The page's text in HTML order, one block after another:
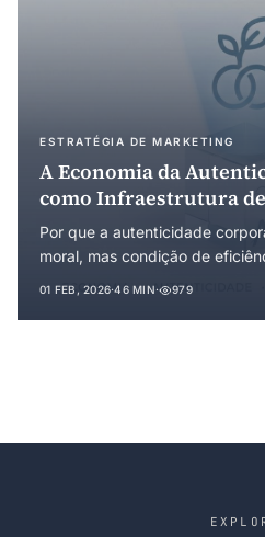
ESTRATÉGIA DE MARKETING
A Economia da
como Infraestrutura de
de Transação e o
Por que a autenticidade
moral, mas condição de
01 FEB, 2026·46 MIN· 979